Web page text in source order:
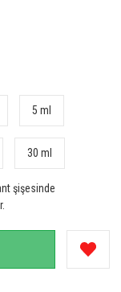
5 ml
30 ml
şişesinde